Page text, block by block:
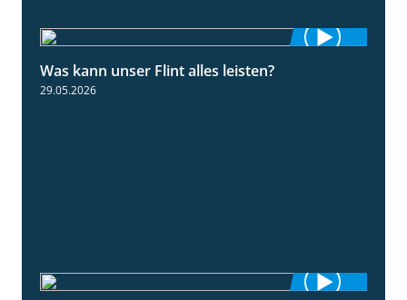
Was kann unser Flint alles leisten?
29.05.2026